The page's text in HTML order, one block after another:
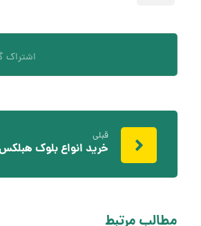
قبلی
خرید انواع بلوک